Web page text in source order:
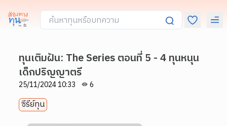
ทุนเติมฝัน: The Series ตอนที่ 5 - 4 ทุนหนุน
เด็กปริญญาตรี
25/11/2024 10:33 6
ซีรีย์ทุน